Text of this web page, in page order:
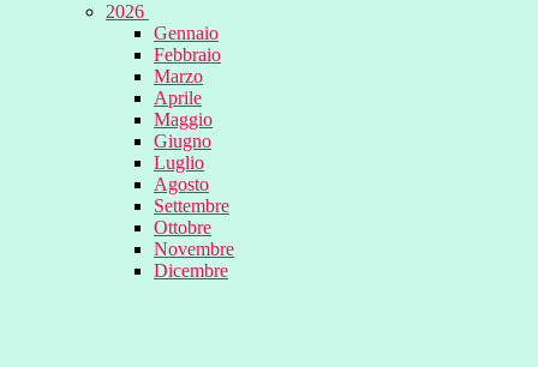
2026
Gennaio
Febbraio
Marzo
Aprile
Maggio
Giugno
Luglio
Agosto
Settembre
Ottobre
Novembre
Dicembre